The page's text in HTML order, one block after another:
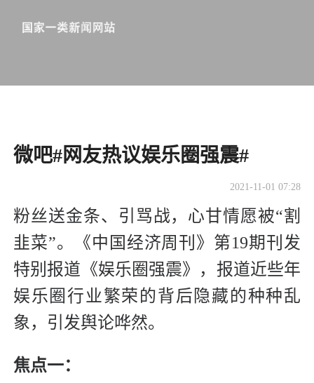
微吧#网友热议娱乐圈强震#
2021-11-01 07:28
粉丝送金条、引骂战，心甘情愿被“割
韭菜”。《中国经济周刊》第19期刊发
特别报道《娱乐圈强震》，报道近些年
娱乐圈行业繁荣的背后隐藏的种种乱
象，引发舆论哗然。
焦点一：